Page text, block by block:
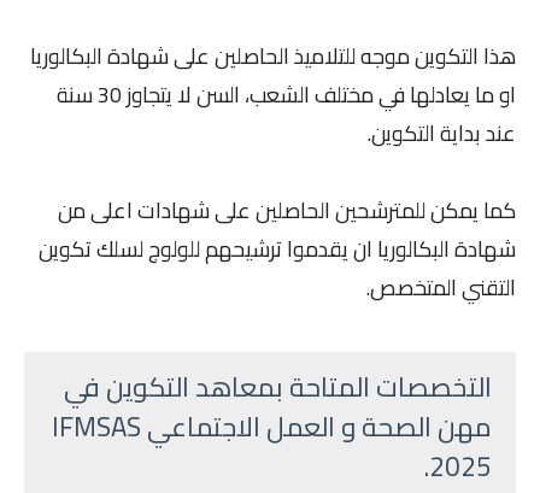
هذا التكوين موجه للتلاميذ الحاصلين على شهادة البكالوريا
او ما يعادلها في مختلف الشعب، السن لا يتجاوز 30 سنة
عند بداية التكوين.
كما يمكن للمترشحين الحاصلين على شهادات اعلى من
شهادة البكالوريا ان يقدموا ترشيحهم للولوج لسلك تكوين
التقني المتخصص.
التخصصات المتاحة بمعاهد التكوين في
مهن الصحة و العمل الاجتماعي IFMSAS
2025.